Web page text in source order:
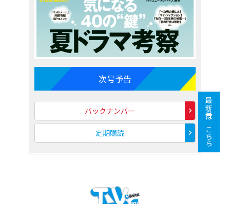
次号予告
バックナンバー
定期購読 最新号はこちら